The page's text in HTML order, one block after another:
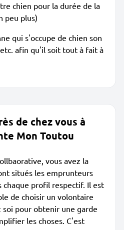
chien pour la durée de la
peu plus)
qui s'occupe de chien son
afin qu'il soit tout à fait à
de chez vous à
Mon Toutou
vous avez la
situés les emprunteurs
chaque profil respectif. Il est
de choisir un volontaire
pour obtenir une garde
les choses. C'est